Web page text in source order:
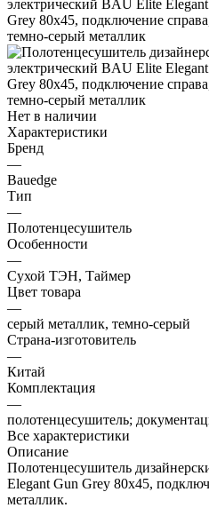
Нет в наличии
Характеристики
Бренд
—
Bauedge
Тип
—
Полотенцесушитель
Особенности
—
Сухой ТЭН, Таймер
Цвет товара
—
серый металлик, темно-серый
Страна-изготовитель
—
Китай
Комплектация
—
полотенцесушитель;
Все характеристики
Описание
Полотенцесушитель
Elegant Gun Grey 80х45,
металлик.